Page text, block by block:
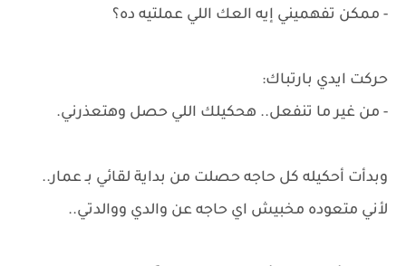
- ممكن تفهميني إيه العك اللي عملتيه ده؟
حركت ايدي بارتباك:
- من غير ما تنفعل.. هحكيلك اللي حصل وهتعذرني.
وبدأت أحكيله كل حاجه حصلت من بداية لقائي بـ عمار..
لأني متعوده مخبيش اي حاجه عن والدي ووالدتي..